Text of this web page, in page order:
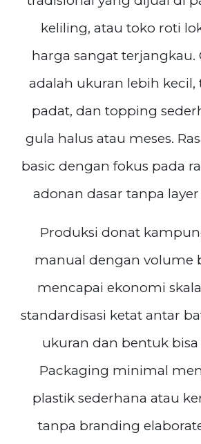
keliling, atau toko roti
harga sangat terjangkau.
adalah ukuran lebih kecil,
padat, dan topping
gula halus atau meses.
basic dengan fokus pada
adonan dasar tanpa
Produksi donat
manual dengan volume
mencapai ekonomi
standardisasi ketat antar
ukuran dan bentuk bisa
Packaging minimal
plastik sederhana atau
tanpa branding